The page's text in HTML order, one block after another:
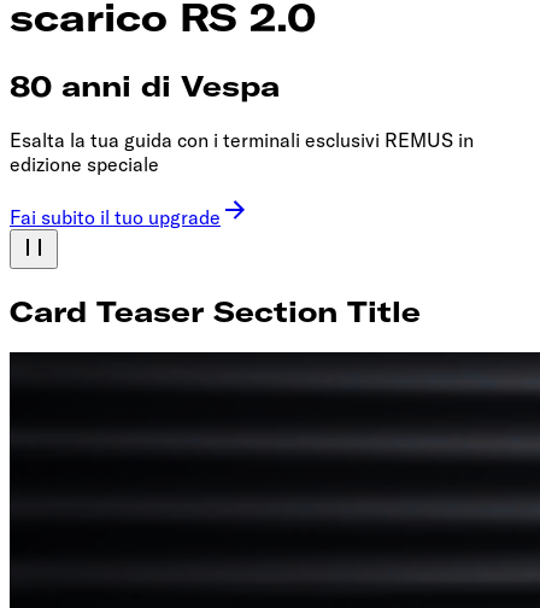
scarico RS 2.0
80 anni di Vespa
Esalta la tua guida con i terminali esclusivi REMUS in
edizione speciale
Fai subito il tuo upgrade
Card Teaser Section Title